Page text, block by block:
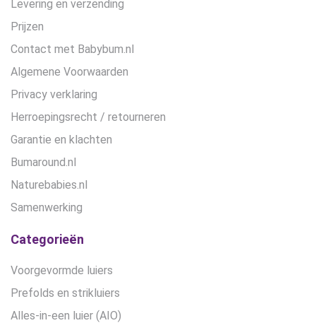
Levering en verzending
Prijzen
Contact met Babybum.nl
Algemene Voorwaarden
Privacy verklaring
Herroepingsrecht / retourneren
Garantie en klachten
Bumaround.nl
Naturebabies.nl
Samenwerking
Categorieën
Voorgevormde luiers
Prefolds en strikluiers
Alles-in-een luier (AIO)